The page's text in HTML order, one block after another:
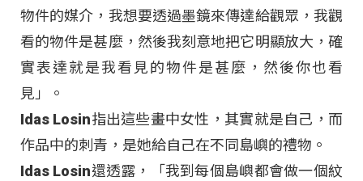
物件的媒介，我想要透過墨鏡來傳達給觀眾，我觀
看的物件是甚麼，然後我刻意地把它明顯放大，確
實表達就是我看見的物件是甚麼，然後你也看
見」。
Idas Losin指出這些畫中女性，其實就是自己，而
作品中的刺青，是她給自己在不同島嶼的禮物。
Idas Losin還透露，「我到每個島嶼都會做一個紋